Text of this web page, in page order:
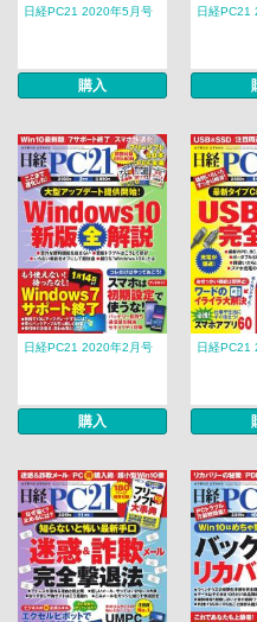
日経PC21 2020年5月号
購入
日経PC21
日経PC21 2020年2月号
購入
日経PC21